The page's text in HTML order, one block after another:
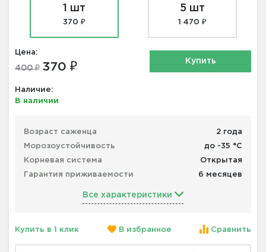
1 шт
370 ₽
5 шт
1 470 ₽
Цена:
400 ₽ 370 ₽
Наличие:
В наличии
Купить
Возраст саженца 2 года
Морозоустойчивость до -35 °С
Корневая система Открытая
Гарантия приживаемости 6 месяцев
Все характеристики
Купить в 1 клик В избранное Сравнить